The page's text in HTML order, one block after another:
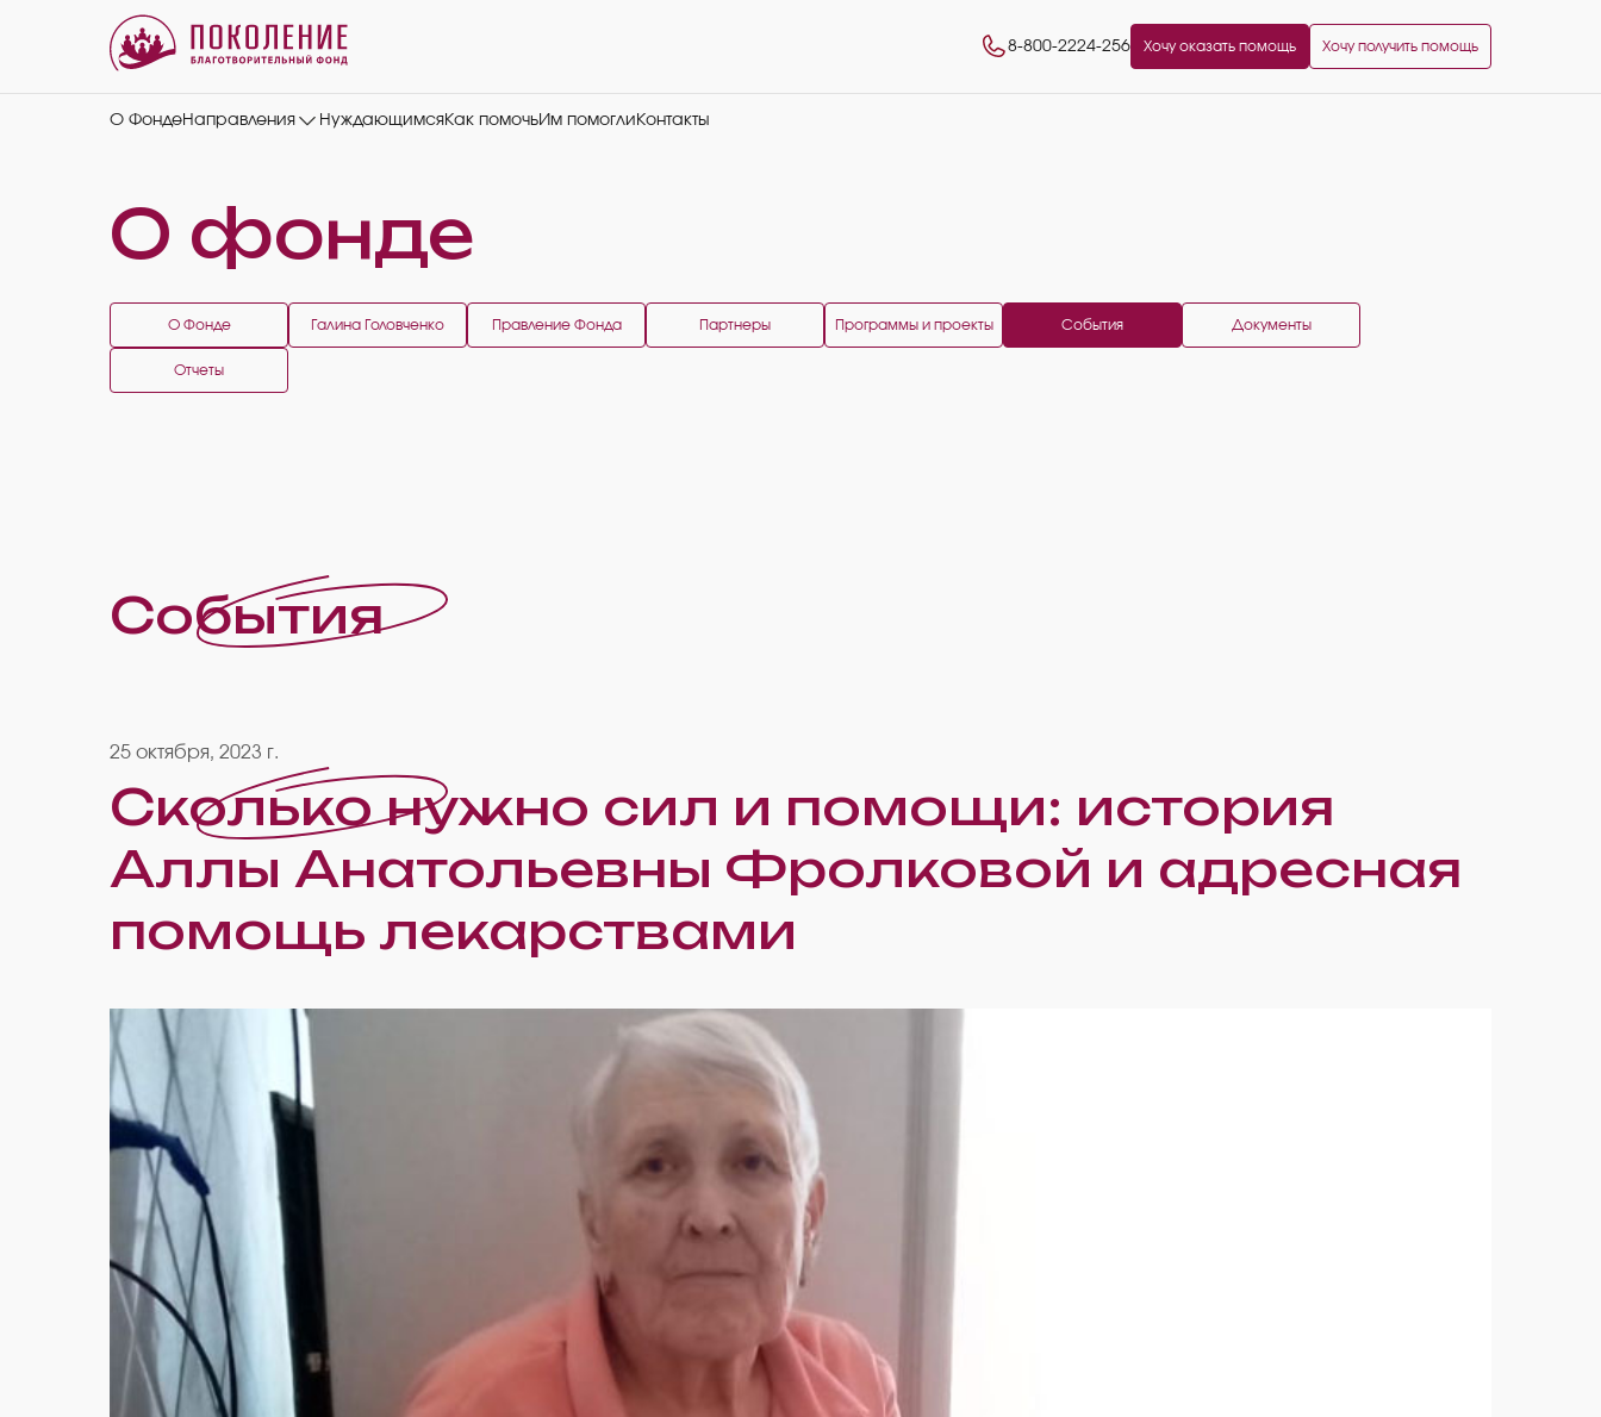
8-800-2224-256 Хочу оказать помощь Хочу получить помощь
О ФондеНаправления НуждающимсяКак помочьИм помогли Контакты
О фонде
О Фонде Галина Головченко Правление Фонда Партнеры Программы и проекты События Документы
Отчеты
События
25 октября, 2023 г.
Сколько нужно сил и помощи: история
Аллы Анатольевны Фролковой и адресная
помощь лекарствами